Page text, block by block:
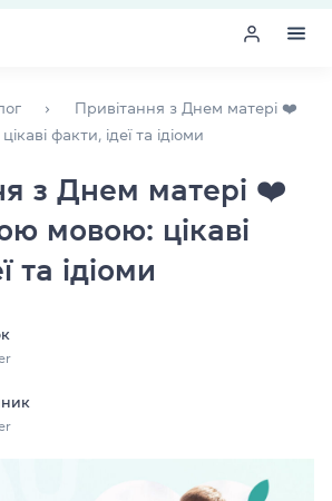
Привітання з Днем матері ❤️
факти, ідеї та ідіоми
з Днем матері ❤️
мовою: цікаві
та ідіоми